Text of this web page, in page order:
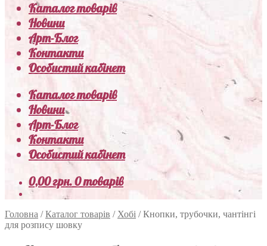
Каталог товарів
Новини
Арт-Блог
Контакти
Особистий кабінет
Каталог товарів
Новини
Арт-Блог
Контакти
Особистий кабінет
0,00грн.0 товарів
Головна /Каталог товарів / Хобі /Кнопки, трубочки, чантінгі
для розпису шовку